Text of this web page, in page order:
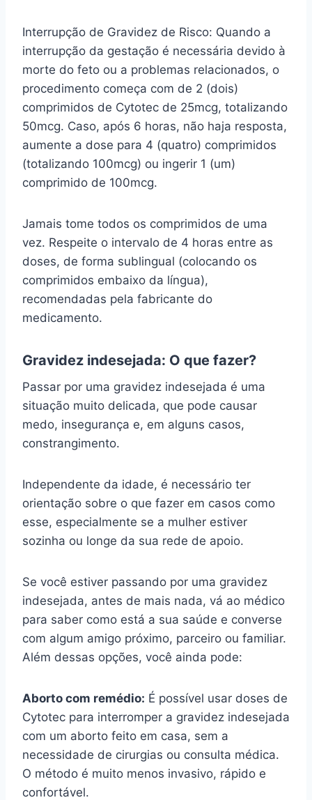
Interrupção de Gravidez de Risco: Quando a
interrupção da gestação é necessária devido à
morte do feto ou a problemas relacionados, o
procedimento começa com de 2 (dois)
comprimidos de Cytotec de 25mcg, totalizando
50mcg. Caso, após 6 horas, não haja resposta,
aumente a dose para 4 (quatro) comprimidos
(totalizando 100mcg) ou ingerir 1 (um)
comprimido de 100mcg.
Jamais tome todos os comprimidos de uma
vez. Respeite o intervalo de 4 horas entre as
doses, de forma sublingual (colocando os
comprimidos embaixo da língua),
recomendadas pela fabricante do
medicamento.
Gravidez indesejada: O que fazer?
Passar por uma gravidez indesejada é uma
situação muito delicada, que pode causar
medo, insegurança e, em alguns casos,
constrangimento.
Independente da idade, é necessário ter
orientação sobre o que fazer em casos como
esse, especialmente se a mulher estiver
sozinha ou longe da sua rede de apoio.
Se você estiver passando por uma gravidez
indesejada, antes de mais nada, vá ao médico
para saber como está a sua saúde e converse
com algum amigo próximo, parceiro ou familiar.
Além dessas opções, você ainda pode:
Aborto com remédio: É possível usar doses de
Cytotec para interromper a gravidez indesejada
com um aborto feito em casa, sem a
necessidade de cirurgias ou consulta médica.
O método é muito menos invasivo, rápido e
confortável.